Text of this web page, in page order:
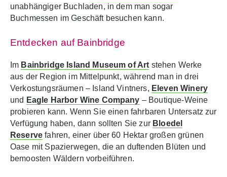
unabhängiger Buchladen, in dem man sogar
Buchmessen im Geschäft besuchen kann.
Entdecken auf Bainbridge
Im Bainbridge Island Museum of Art stehen Werke
aus der Region im Mittelpunkt, während man in drei
Verkostungsräumen – Island Vintners, Eleven Winery
und Eagle Harbor Wine Company – Boutique-Weine
probieren kann. Wenn Sie einen fahrbaren Untersatz zur
Verfügung haben, dann sollten Sie zur Bloedel
Reserve fahren, einer über 60 Hektar großen grünen
Oase mit Spazierwegen, die an duftenden Blüten und
bemoosten Wäldern vorbeiführen.